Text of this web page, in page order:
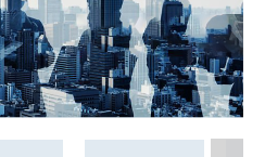
盈利组织